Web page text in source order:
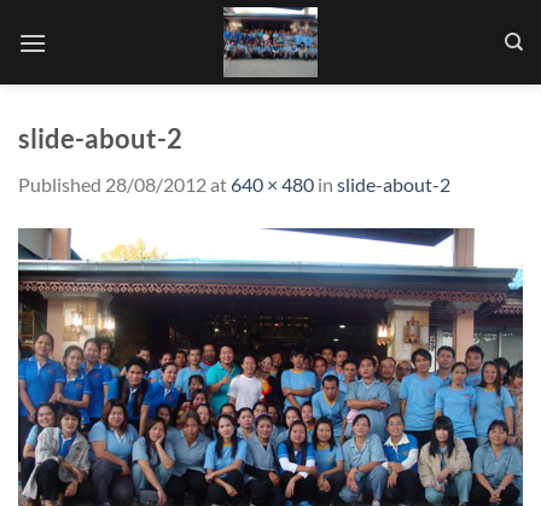
slide-about-2
Published 28/08/2012at640 × 480 in slide-about-2